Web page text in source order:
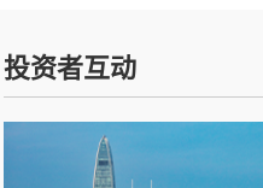
投资者互动